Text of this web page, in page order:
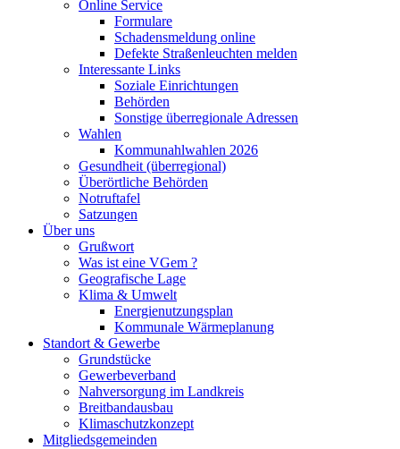
Online Service
Formulare
Schadensmeldung online
Defekte Straßenleuchten melden
Interessante Links
Soziale Einrichtungen
Behörden
Sonstige überregionale Adressen
Wahlen
Kommunahlwahlen 2026
Gesundheit (überregional)
Überörtliche Behörden
Notruftafel
Satzungen
Über uns
Grußwort
Was ist eine VGem ?
Geografische Lage
Klima & Umwelt
Energienutzungsplan
Kommunale Wärmeplanung
Standort & Gewerbe
Grundstücke
Gewerbeverband
Nahversorgung im Landkreis
Breitbandausbau
Klimaschutzkonzept
Mitgliedsgemeinden